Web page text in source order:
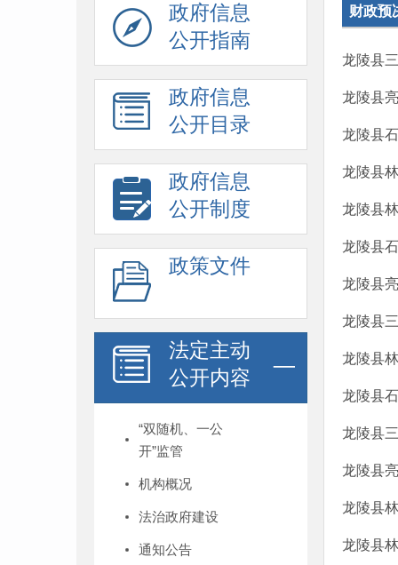
政府信息
公开指南
政府信息
公开目录
政府信息
公开制度
政策文件
法定主动
公开内容
“双随机、一公
开”监管
机构概况
法治政府建设
通知公告
财政预
龙陵县
龙陵县
龙陵县
龙陵县
龙陵县
龙陵县
龙陵县
龙陵县
龙陵县
龙陵县
龙陵县
龙陵县
龙陵县
龙陵县